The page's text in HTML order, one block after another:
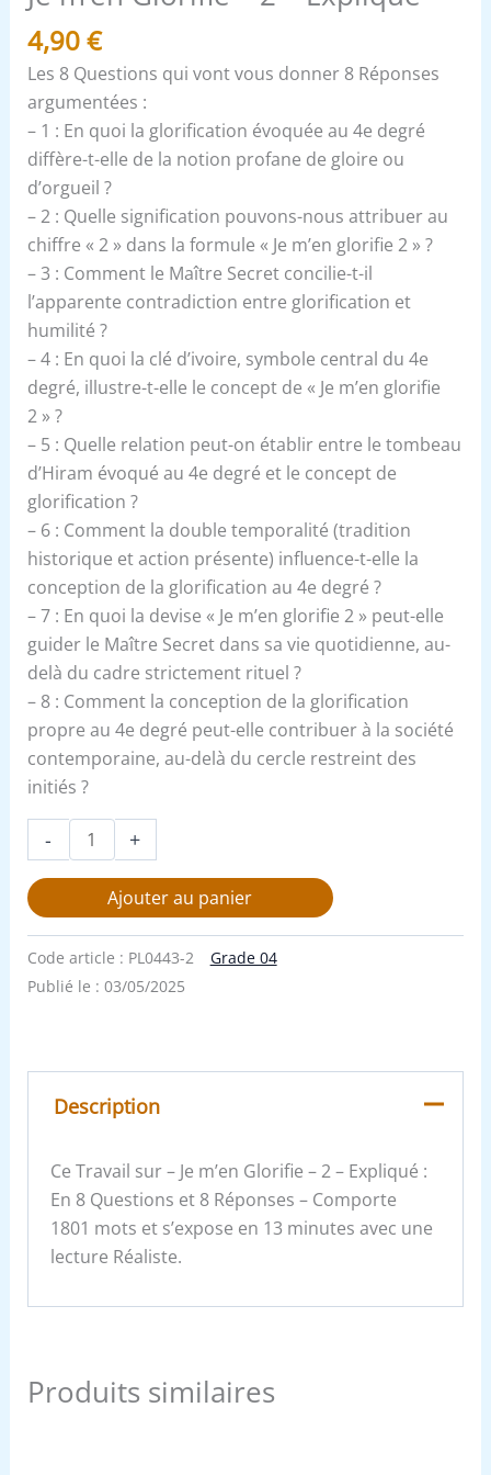
4,90€
Les 8 Questions qui vont vous donner 8 Réponses
argumentées :
– 1 : En quoi la glorification évoquée au 4e degré
diffère-t-elle de la notion profane de gloire ou
d’orgueil ?
– 2 : Quelle signification pouvons-nous attribuer au
chiffre « 2 » dans la formule « Je m’en glorifie 2 » ?
– 3 : Comment le Maître Secret concilie-t-il
l’apparente contradiction entre glorification et
humilité ?
– 4 : En quoi la clé d’ivoire, symbole central du 4e
degré, illustre-t-elle le concept de « Je m’en glorifie
2 » ?
– 5 : Quelle relation peut-on établir entre le tombeau
d’Hiram évoqué au 4e degré et le concept de
glorification ?
– 6 : Comment la double temporalité (tradition
historique et action présente) influence-t-elle la
conception de la glorification au 4e degré ?
– 7 : En quoi la devise « Je m’en glorifie 2 » peut-elle
guider le Maître Secret dans sa vie quotidienne, au-
delà du cadre strictement rituel ?
– 8 : Comment la conception de la glorification
propre au 4e degré peut-elle contribuer à la société
contemporaine, au-delà du cercle restreint des
initiés ?
- +
Ajouter au panier
Code article : PL0443-2
Grade 04
Publié le : 03/05/2025
Description
Ce Travail sur – Je m’en Glorifie – 2 – Expliqué :
En 8 Questions et 8 Réponses – Comporte
1801 mots et s’expose en 13 minutes avec une
lecture Réaliste.
Produits similaires